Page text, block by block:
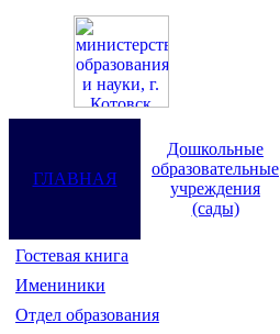
ГЛАВНАЯ
Дошкольные
образовательные
учреждения
(сады)
Гостевая книга
Имениники
Отдел образования